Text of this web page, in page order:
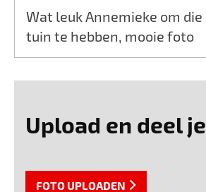
Wat leuk Annemieke om die
tuin te hebben, mooie foto
Upload en deel
FOTO UPLOADEN